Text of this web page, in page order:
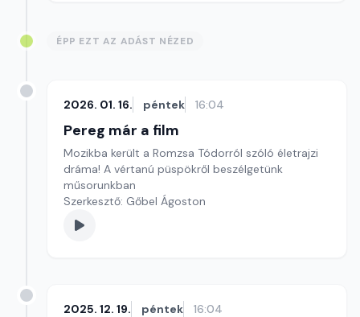
ÉPP EZT AZ ADÁST NÉZED
2026. 01. 16. péntek 16:04
Pereg már a film
Mozikba került a Romzsa Tódorról szóló életrajzi
dráma! A vértanú püspökről beszélgetünk
műsorunkban
Szerkesztő: Gőbel Ágoston
2025. 12. 19. péntek 16:04